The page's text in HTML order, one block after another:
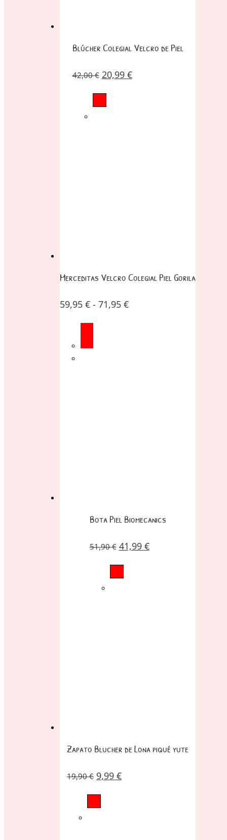
Blúcher Colegial Velcro de Piel
42,00€ 20,99 €
Merceditas Velcro Colegial Piel Gorila
59,95 € - 71,95 €
Bota Piel Biomecanics
51,90€ 41,99 €
Zapato Blucher de Lona piqué yute
19,90€ 9,99 €